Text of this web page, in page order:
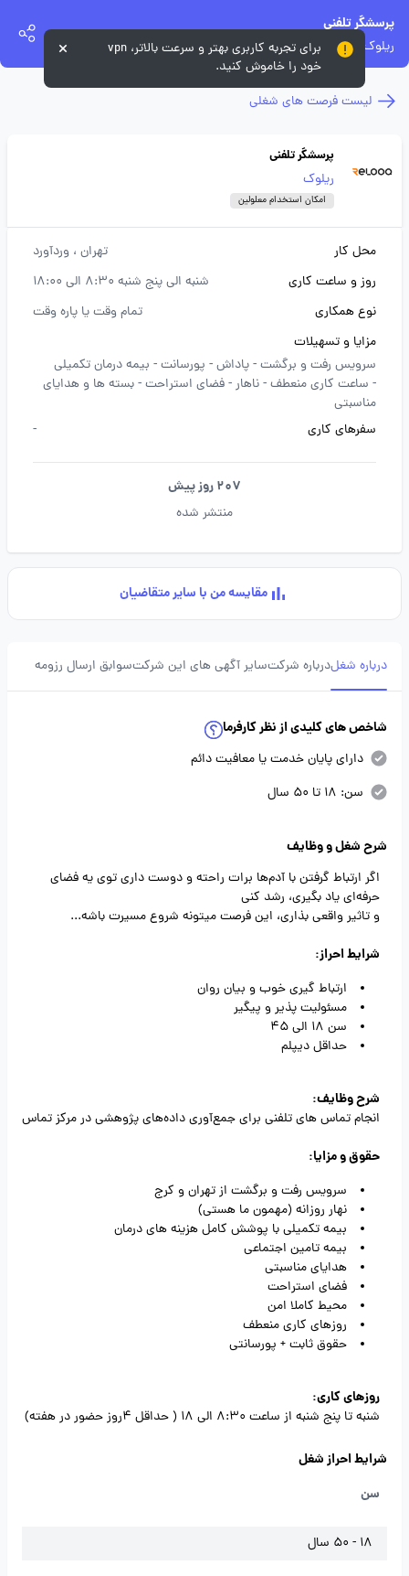
پرسشگر تلفنی
ریلوک
لیست فرصت های شغلی
پرسشگر تلفنی
ریلوک
امکان استخدام معلولین
محل کار تهران ، وردآورد
روز و ساعت کاری
شنبه الی پنج شنبه 8:30 الی 18:00
نوع همکاری
تمام وقت یا پاره وقت
مزایا و تسهیلات
سرویس رفت و برگشت -پاداش - پورسانت - بیمه درمان تکمیلی
- ساعت کاری منعطف -ناهار -فضای استراحت -بسته ها و هدایای
مناسبتی
سفرهای کاری
-
207 روز پیش
منتشر شده
مقایسه من با سایر متقاضیان
درباره شغلدرباره شرکتسایر آگهی های این شرکتسوابق ارسال رزومه
شاخص های کلیدی از نظر کارفرما
دارای پایان خدمت یا معافیت دائم
سن: 18 تا 50 سال
شرح شغل و وظایف
اگر ارتباط گرفتن با آدم‌ها برات راحته و دوست داری توی یه فضای
حرفه‌ای یاد بگیری، رشد کنی
و تاثیر واقعی بذاری، این فرصت میتونه شروع مسیرت باشه...
شرایط احراز:
ارتباط گیری خوب و بیان روان
مسئولیت پذیر و پیگیر
سن 18 الی 45
حداقل دیپلم
شرح وظایف:
انجام تماس های تلفنی برای جمع‌آوری داده‌های پژوهشی در مرکز تماس
حقوق و مزایا:
سرویس رفت و برگشت از تهران و کرج
نهار روزانه (مهمون ما هستی)
بیمه تکمیلی با پوشش کامل هزینه های درمان
بیمه تامین اجتماعی
هدایای مناسبتی
فضای استراحت
محیط کاملا امن
روزهای کاری منعطف
حقوق ثابت + پورسانتی
روزهای کاری:
شنبه تا پنج شنبه از ساعت 8:30 الی 18 ( حداقل 4روز حضور در هفته)
شرایط احراز شغل
سن
18 - 50 سال
برای تجربه کاربری بهتر و سرعت بالاتر، vpn
خود را خاموش کنید.